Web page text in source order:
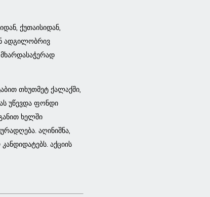
ქუთაისიდან,
ადგილობრივ
თხუთმეტ ქალაქში,
უწევდა ფონდი
ხელში
აღინიშნა,
აქციის